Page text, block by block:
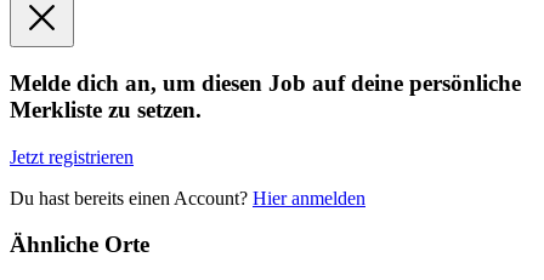
Melde dich an, um diesen Job auf deine persönliche
Merkliste zu setzen.
Jetzt registrieren
Du hast bereits einen Account? Hier anmelden
Ähnliche Orte